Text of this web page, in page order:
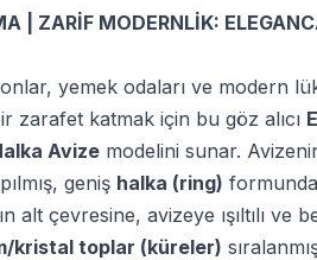
| ZARİF MODERNLİK:
yemek odaları ve modern
zarafet katmak için bu göz alıcı
Avize modelini sunar.
geniş halka (ring)
alt çevresine, avizeye ışıltılı ve
kristal toplar (küreler)